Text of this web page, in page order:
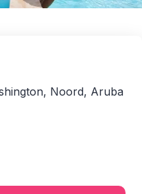
Noord, Aruba